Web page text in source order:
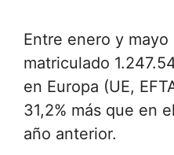
Entre enero y
matriculado
en Europa (UE,
31,2% más que en
año anterior.